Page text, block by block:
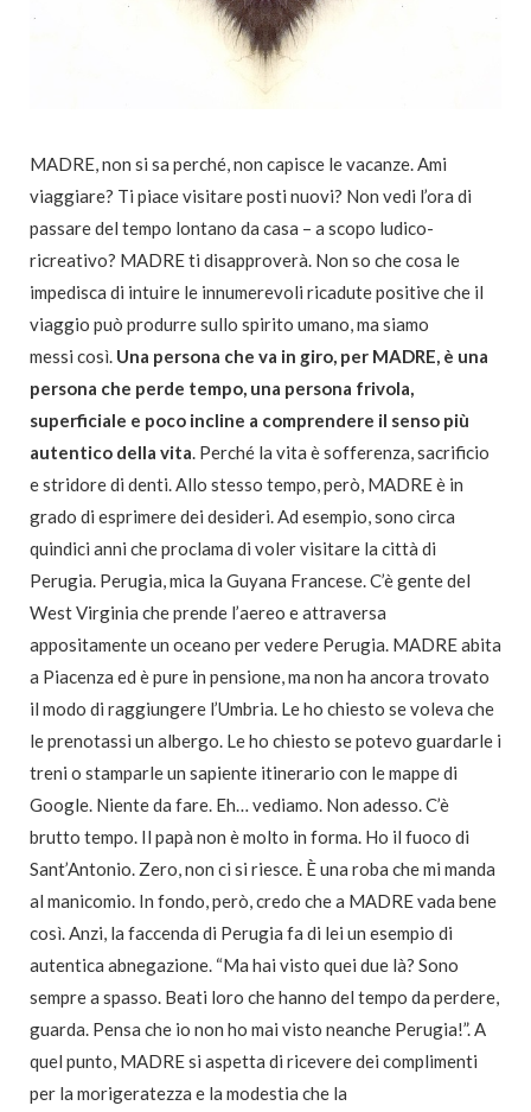
MADRE, non si sa perché, non capisce le vacanze. Ami
viaggiare? Ti piace visitare posti nuovi? Non vedi l’ora di
passare del tempo lontano da casa – a scopo ludico-
ricreativo? MADRE ti disapproverà. Non so che cosa le
impedisca di intuire le innumerevoli ricadute positive che il
viaggio può produrre sullo spirito umano, ma siamo
messi così. Una persona che va in giro, per MADRE, è una
persona che perde tempo, una persona frivola,
superficiale e poco incline a comprendere il senso più
autentico della vita. Perché la vita è sofferenza, sacrificio
e stridore di denti. Allo stesso tempo, però, MADRE è in
grado di esprimere dei desideri. Ad esempio, sono circa
quindici anni che proclama di voler visitare la città di
Perugia. Perugia, mica la Guyana Francese. C’è gente del
West Virginia che prende l’aereo e attraversa
appositamente un oceano per vedere Perugia. MADRE abita
a Piacenza ed è pure in pensione, ma non ha ancora trovato
il modo di raggiungere l’Umbria. Le ho chiesto se voleva che
le prenotassi un albergo. Le ho chiesto se potevo guardarle i
treni o stamparle un sapiente itinerario con le mappe di
Google. Niente da fare. Eh… vediamo. Non adesso. C’è
brutto tempo. Il papà non è molto in forma. Ho il fuoco di
Sant’Antonio. Zero, non ci si riesce. È una roba che mi manda
al manicomio. In fondo, però, credo che a MADRE vada bene
così. Anzi, la faccenda di Perugia fa di lei un esempio di
autentica abnegazione. “Ma hai visto quei due là? Sono
sempre a spasso. Beati loro che hanno del tempo da perdere,
guarda. Pensa che io non ho mai visto neanche Perugia!”. A
quel punto, MADRE si aspetta di ricevere dei complimenti
per la morigeratezza e la modestia che la